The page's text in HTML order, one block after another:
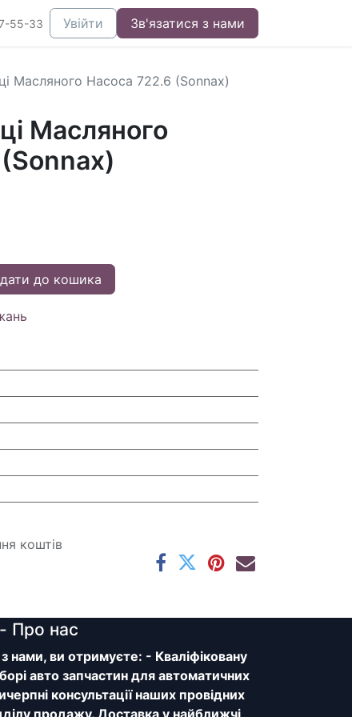
55-33 Увійти Зв'язатися з нами
Масляного Насоса 722.6 (Sonnax)
Масляного
до кошика
коштів
- Про нас
нами, ви отримуєте: - Кваліфіковану
авто запчастин для автоматичних
консультації наших провідних
продажу. Доставка у найближчі